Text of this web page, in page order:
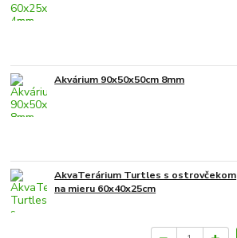
Akvárium 90x50x50cm 8mm
AkvaTerárium Turtles s ostrovčekom
na mieru 60x40x25cm